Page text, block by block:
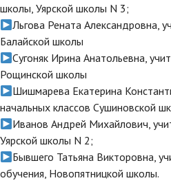
школы, Уярской школы N 3;
Льгова Рената Александровна,
Балайской школы
Сугоняк Ирина Анатольевна,
Рощинской школы
Шишмарева Екатерина
начальных классов Сушиновской
Иванов Андрей Михайлович,
Уярской школы N 2;
Бывшего Татьяна Викторовна,
обучения, Новопятницкой школы.